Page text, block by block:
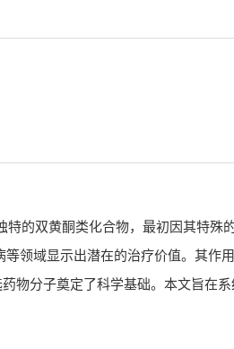
的双黄酮类化合物，最初因其特殊
领域显示出潜在的治疗价值。其作
物分子奠定了科学基础。本文旨在